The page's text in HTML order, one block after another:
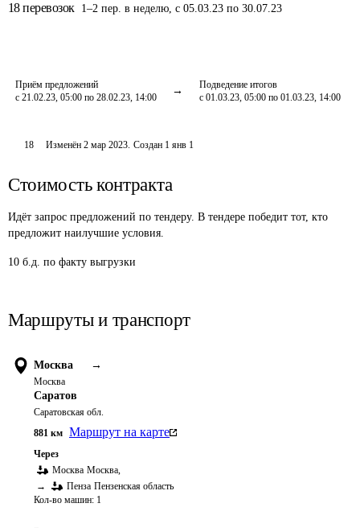
18 перевозок 1–2 пер. в неделю, с 05.03.23 по 30.07.23
Приём предложений
с 21.02.23, 05:00 по 28.02.23, 14:00
Подведение итогов
с 01.03.23, 05:00 по 01.03.23, 14:00
18 Изменён2 мар 2023. Создан 1 янв 1
Стоимость контракта
Идёт запрос предложений по тендеру. В тендере победит тот, кто
предложит наилучшие условия.
10 б.д. по факту выгрузки
Маршруты и транспорт
Москва →
Москва
Саратов
Саратовская обл.
881 км Маршрут на карте
Через
Москва Москва,
→
Пенза Пензенская область
Кол-во машин: 1